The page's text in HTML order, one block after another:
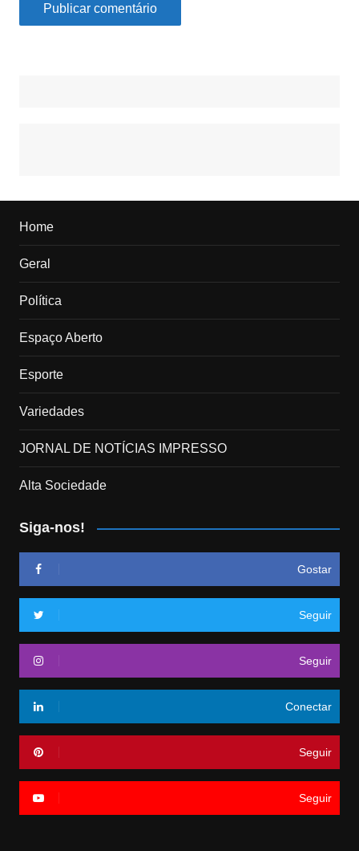
Home
Geral
Política
Espaço Aberto
Esporte
Variedades
JORNAL DE NOTÍCIAS IMPRESSO
Alta Sociedade
Siga-nos!
Gostar
Seguir
Seguir
Conectar
Seguir
Seguir